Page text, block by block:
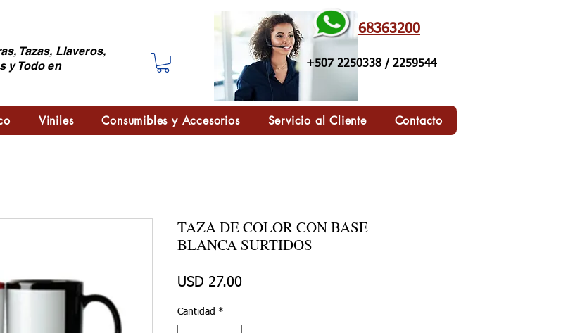
Tazas, Llaveros,
y Todo en
68363200
+507 2250338 / 2259544
Viniles Consumibles y Accesorios Servicio al Cliente Contacto
TAZA DE COLOR CON BASE
BLANCA SURTIDOS
USD 27.00Precio
Cantidad *